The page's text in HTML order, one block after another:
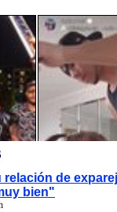
relación de
bien"